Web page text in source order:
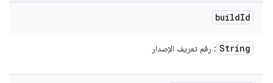
buildId
String : رقم تعريف الإصدار